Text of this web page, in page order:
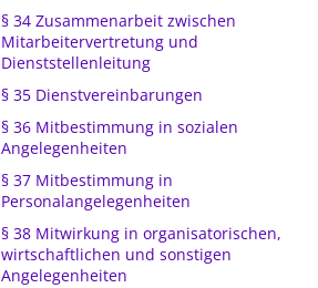
§ 34 Zusammenarbeit zwischen
Mitarbeitervertretung und
Dienststellenleitung
§ 35 Dienstvereinbarungen
§ 36 Mitbestimmung in sozialen
Angelegenheiten
§ 37 Mitbestimmung in
Personalangelegenheiten
§ 38 Mitwirkung in organisatorischen,
wirtschaftlichen und sonstigen
Angelegenheiten